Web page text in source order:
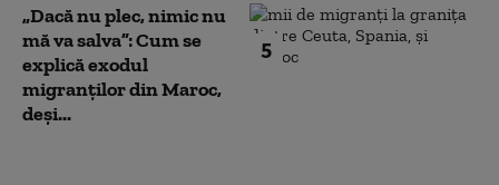
5
„Dacă nu plec, nimic nu
mă va salva”: Cum se
explică exodul
migranților din Maroc,
deși...